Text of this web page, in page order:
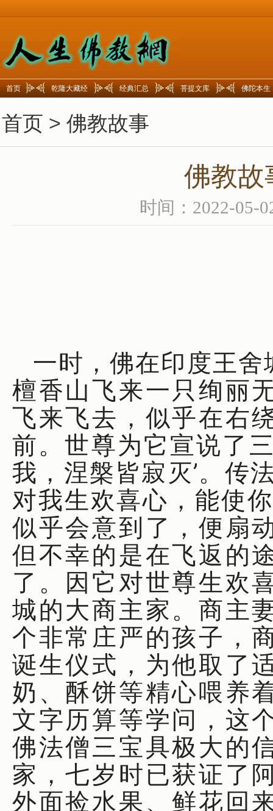
首页 乾隆大藏经 经典汇总 菩提文库 佛陀本生
首页 > 佛教故事
佛教
时间：2022-05-
一时，佛在印度王
檀香山飞来一只绚丽
飞来飞去，似乎在右
前。世尊为它宣说了
我，涅槃皆寂灭’。传
对我生欢喜心，能使
似乎会意到了，便扇
但不幸的是在飞返的
了。因它对世尊生欢
城的大商主家。商主
个非常庄严的孩子，
诞生仪式，为他取了
奶、酥饼等精心喂养
文字历算等学问，这
佛法僧三宝具极大的
家，七岁时已获证了
外面捡水果、鲜花回